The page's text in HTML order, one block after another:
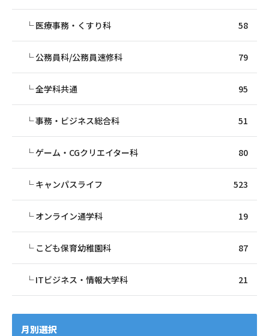
医療事務・くすり科 58
公務員科/公務員速修科 79
全学科共通 95
事務・ビジネス総合科 51
ゲーム・CGクリエイター科 80
キャンパスライフ 523
オンライン通学科 19
こども保育幼稚園科 87
ITビジネス・情報大学科 21
月別選択